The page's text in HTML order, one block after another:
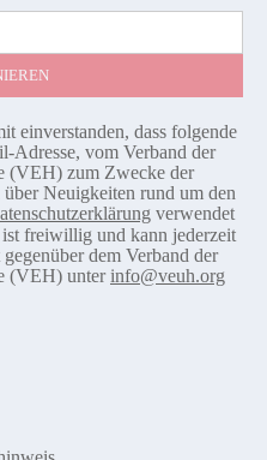
einverstanden, dass folgende
Adresse, vom Verband der
(VEH) zum Zwecke der
Neuigkeiten rund um den
verwendet
freiwillig und kann jederzeit
dem Verband der
(VEH) unterinfo@veuh.org